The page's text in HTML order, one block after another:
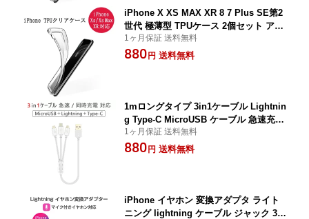
iPhone X XS MAX XR 8 7 Plus SE第2
世代 極薄型 TPUケース 2個セット アイ
フォン スマートフォン ケース 衝撃吸収
傷防止 スリップ防止 放熱 防水 防塵 1ヶ
1ヶ月保証 送料無料
880 円 送料無料
1mロングタイプ 3in1ケーブル Lightnin
g Type-C MicroUSB ケーブル 急速充電
同時充電対応 iPhone iPad Macbook A
ndroid Xperia Galaxy 1ヶ月保証 SDL
1ヶ月保証 送料無料
880 円 送料無料
iPhone イヤホン 変換アダプタ ライト
ニング lightning ケーブル ジャック 3.5